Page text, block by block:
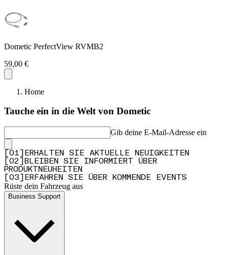
Dometic PerfectView RVMB2
59,00 €
Home
Tauche ein in die Welt von Dometic
Gib deine E-Mail-Adresse ein
01
ERHALTEN SIE AKTUELLE NEUIGKEITEN
02
BLEIBEN SIE INFORMIERT ÜBER
PRODUKTNEUHEITEN
03 ERFAHREN SIE ÜBER KOMMENDE EVENTS
Rüste dein Fahrzeug aus
Business Support